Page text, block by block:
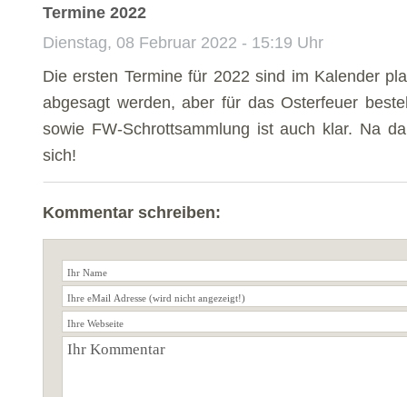
Termine 2022
Dienstag, 08 Februar 2022 - 15:19 Uhr
Die ersten Termine für 2022 sind im Kalender
abgesagt werden, aber für das Osterfeuer
sowie FW-Schrottsammlung ist auch klar. Na
sich!
Kommentar schreiben: